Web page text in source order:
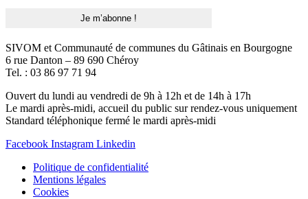
SIVOM et Communauté de communes du Gâtinais en Bourgogne
6 rue Danton – 89 690 Chéroy
Tel. : 03 86 97 71 94
Ouvert du lundi au vendredi de 9h à 12h et de 14h à 17h
Le mardi après-midi, accueil du public sur rendez-vous uniquement
Standard téléphonique fermé le mardi après-midi
Facebook Instagram Linkedin
Politique de confidentialité
Mentions légales
Cookies